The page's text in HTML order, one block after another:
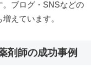
。ブログ・SNSなどの
えています。
剤師の成功事例